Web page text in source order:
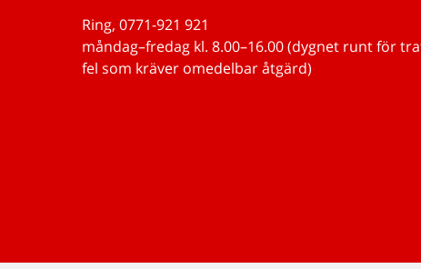
Ring, 0771-921 921
måndag–fredag kl. 8.00–16.00 (dygnet runt för
fel som kräver omedelbar åtgärd)